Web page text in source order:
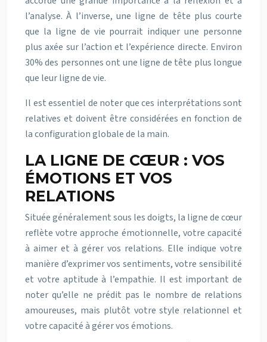
l’analyse. À l’inverse, une ligne de tête plus courte
que la ligne de vie pourrait indiquer une personne
plus axée sur l’action et l’expérience directe. Environ
30% des personnes ont une ligne de tête plus longue
que leur ligne de vie.
Il est essentiel de noter que ces interprétations sont
relatives et doivent être considérées en fonction de
la configuration globale de la main.
LA LIGNE DE CŒUR : VOS
ÉMOTIONS ET VOS
RELATIONS
Située généralement sous les doigts, la ligne de cœur
reflète votre approche émotionnelle, votre capacité
à aimer et à gérer vos relations. Elle indique votre
manière d’exprimer vos sentiments, votre sensibilité
et votre aptitude à l’empathie. Il est important de
noter qu’elle ne prédit pas le nombre de relations
amoureuses, mais plutôt votre style relationnel et
votre capacité à gérer vos émotions.